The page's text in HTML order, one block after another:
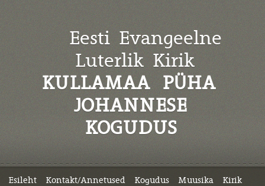
Eesti Evangeelne
Luterlik Kirik
KULLAMAA PÜHA
JOHANNESE
KOGUDUS
Esileht Kontakt/Annetused Kogudus Muusika
Kirik